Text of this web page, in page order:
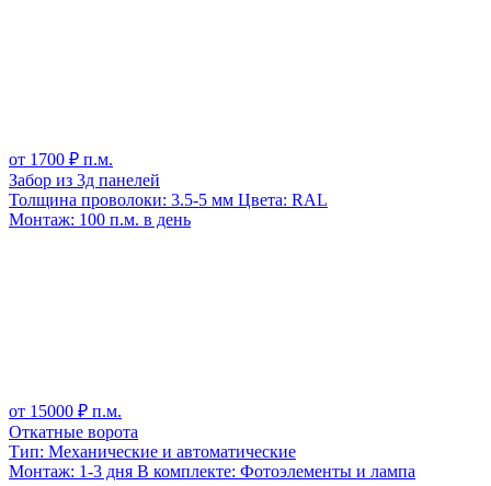
от 1700 ₽ п.м.
Забор из 3д панелей
Толщина проволоки: 3.5-5 мм Цвета: RAL
Монтаж: 100 п.м. в день
от 15000 ₽ п.м.
Откатные ворота
Тип: Механические и автоматические
Монтаж: 1-3 дня В комплекте: Фотоэлементы и лампа